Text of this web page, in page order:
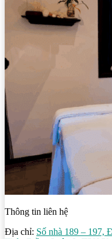
Thông tin liên hệ
Địa chỉ: Số nhà 189 – 197,